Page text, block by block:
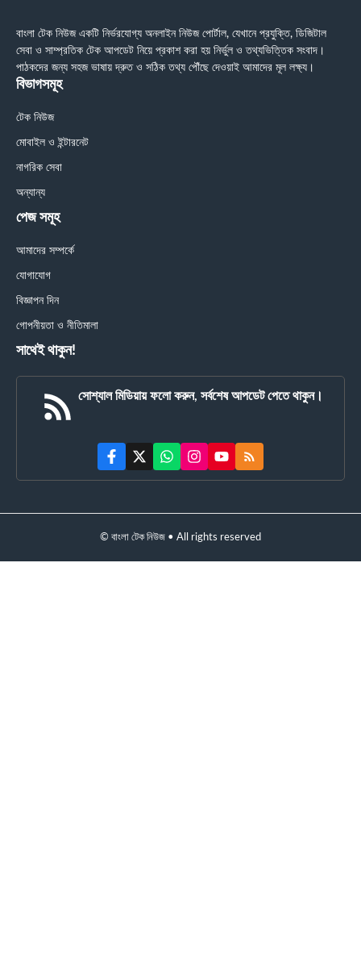
বাংলা টেক নিউজ একটি নির্ভরযোগ্য অনলাইন নিউজ পোর্টাল, যেখানে প্রযুক্তি, ডিজিটাল
সেবা ও সাম্প্রতিক টেক আপডেট নিয়ে প্রকাশ করা হয় নির্ভুল ও তথ্যভিত্তিক সংবাদ।
পাঠকদের জন্য সহজ ভাষায় দ্রুত ও সঠিক তথ্য পৌঁছে দেওয়াই আমাদের মূল লক্ষ্য।
বিভাগসমূহ
টেক নিউজ
মোবাইল ও ইন্টারনেট
নাগরিক সেবা
অন্যান্য
পেজ সমূহ
আমাদের সম্পর্কে
যোগাযোগ
বিজ্ঞাপন দিন
গোপনীয়তা ও নীতিমালা
সাথেই থাকুন!
সোশ্যাল মিডিয়ায় ফলো করুন, সর্বশেষ আপডেট পেতে থাকুন।
© বাংলা টেক নিউজ • All rights reserved